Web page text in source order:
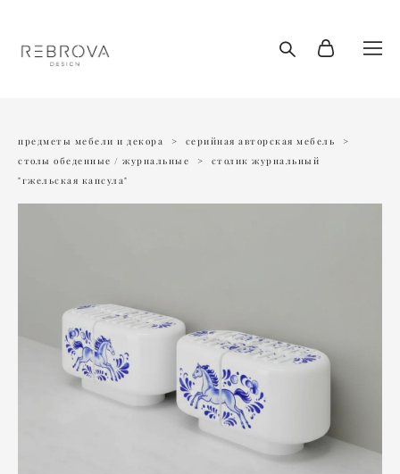
предметы мебели и декора > серийная авторская мебель
>
столы обеденные / журнальные
>
столик журнальный
"гжельская капсула"